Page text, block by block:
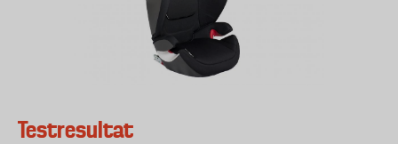
Testresultat